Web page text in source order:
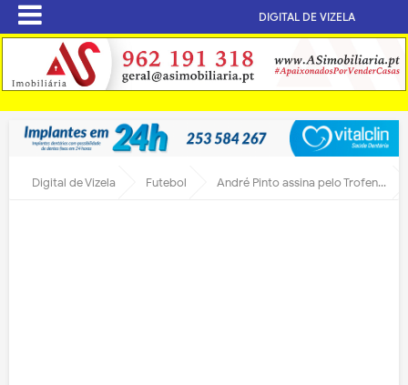
DIGITAL DE VIZELA
Digital de Vizela Futebol André Pinto assina pelo Trofense